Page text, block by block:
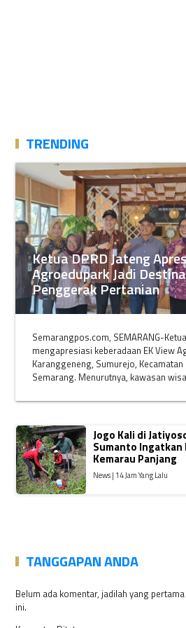
TRENDING
Ketua DPRD Jateng
Agroedupark Jadi
Penggerak Pertanian
Semarangpos.com, SEMARANG-
mengapresiasi keberadaan EK View
Karanggeneng, Sumurejo,
Semarang. Menurutnya, kawasan
Jogo Kali di
Sumanto Ingatkan
Kemarau Panjang
News | 14 Jam Yang Lalu
TANGGAPAN ANDA
Belum ada komentar, jadilah yang
ini.